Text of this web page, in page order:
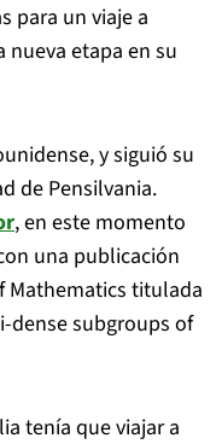
para un viaje a
nueva etapa en su
y siguió su
de Pensilvania.
, en este momento
una publicación
Mathematics titulada
dense subgroups of
tenía que viajar a